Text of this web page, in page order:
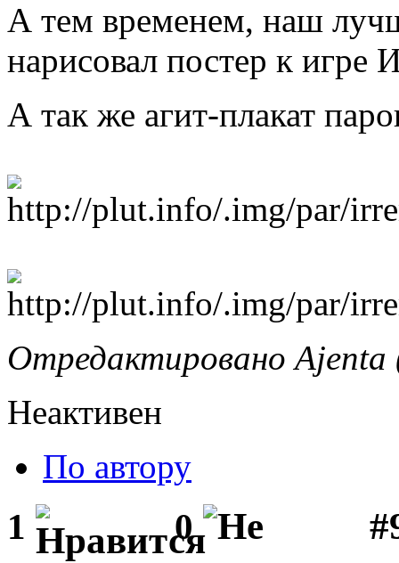
А тем временем, наш
нарисовал постер к игре
А так же агит-плакат
Отредактировано Ajenta
Неактивен
По автору
1 0